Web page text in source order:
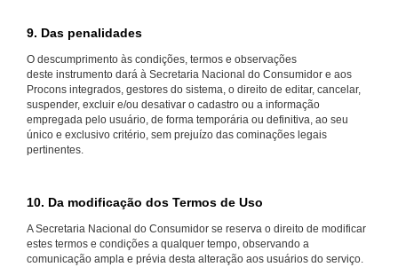
9. Das penalidades
O descumprimento às condições, termos e observações
deste instrumento dará à Secretaria Nacional do Consumidor e aos
Procons integrados, gestores do sistema, o direito de editar, cancelar,
suspender, excluir e/ou desativar o cadastro ou a informação
empregada pelo usuário, de forma temporária ou definitiva, ao seu
único e exclusivo critério, sem prejuízo das cominações legais
pertinentes.
10. Da modificação dos Termos de Uso
A Secretaria Nacional do Consumidor se reserva o direito de modificar
estes termos e condições a qualquer tempo, observando a
comunicação ampla e prévia desta alteração aos usuários do serviço.